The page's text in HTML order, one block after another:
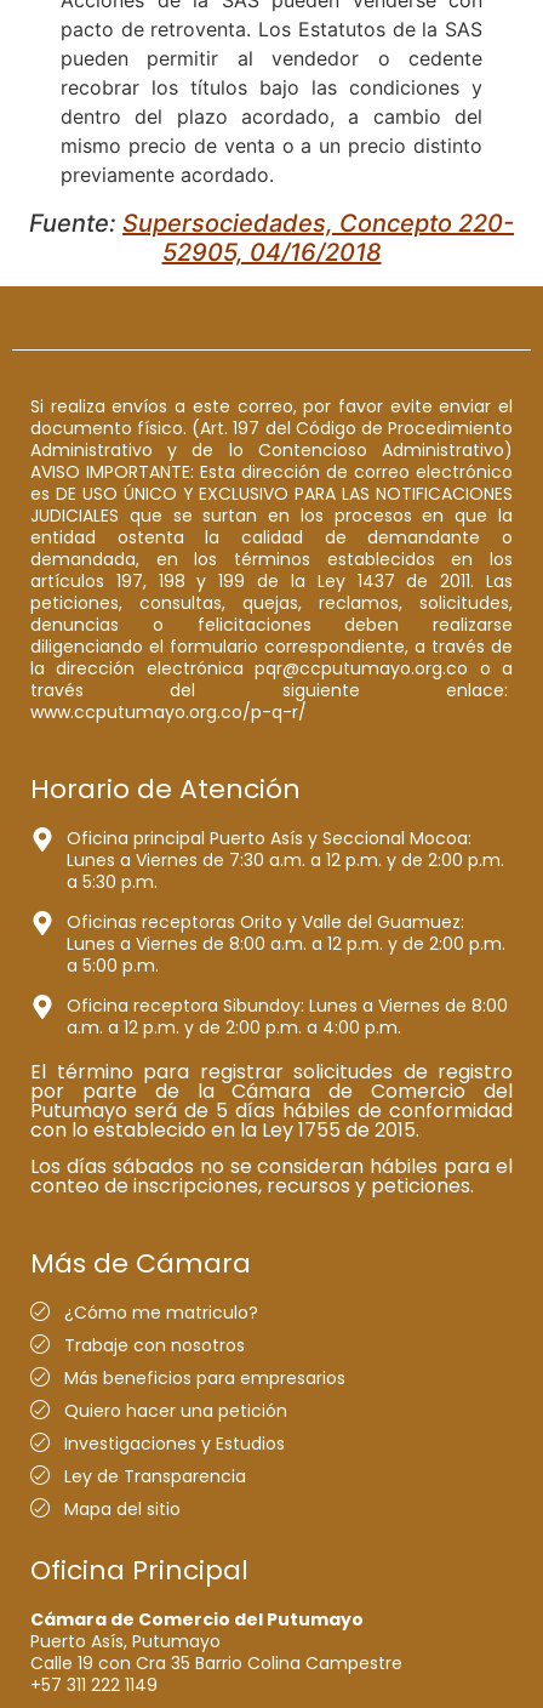
pacto de retroventa. Los Estatutos de la SAS
pueden permitir al vendedor o cedente
recobrar los títulos bajo las condiciones y
dentro del plazo acordado, a cambio del
mismo precio de venta o a un precio distinto
previamente acordado.
Fuente: Supersociedades, Concepto 220-
52905, 04/16/2018
Si realiza envíos a este correo, por favor evite enviar el
documento físico. (Art. 197 del Código de Procedimiento
Administrativo y de lo Contencioso Administrativo)
AVISO IMPORTANTE: Esta dirección de correo electrónico
es DE USO ÚNICO Y EXCLUSIVO PARA LAS NOTIFICACIONES
JUDICIALES que se surtan en los procesos en que la
entidad ostenta la calidad de demandante o
demandada, en los términos establecidos en los
artículos 197, 198 y 199 de la Ley 1437 de 2011. Las
peticiones, consultas, quejas, reclamos, solicitudes,
denuncias o felicitaciones deben realizarse
diligenciando el formulario correspondiente, a través de
la dirección electrónica pqr@ccputumayo.org.co o a
través del siguiente enlace:
www.ccputumayo.org.co/p-q-r/
Horario de Atención
Oficina principal Puerto Asís y Seccional Mocoa:
Lunes a Viernes de 7:30 a.m. a 12 p.m. y de 2:00 p.m.
a 5:30 p.m.
Oficinas receptoras Orito y Valle del Guamuez:
Lunes a Viernes de 8:00 a.m. a 12 p.m. y de 2:00 p.m.
a 5:00 p.m.
Oficina receptora Sibundoy: Lunes a Viernes de 8:00
a.m. a 12 p.m. y de 2:00 p.m. a 4:00 p.m.
El término para registrar solicitudes de registro
por parte de la Cámara de Comercio del
Putumayo será de 5 días hábiles de conformidad
con lo establecido en la Ley 1755 de 2015.
Los días sábados no se consideran hábiles para el
conteo de inscripciones, recursos y peticiones.
Más de Cámara
¿Cómo me matriculo?
Trabaje con nosotros
Más beneficios para empresarios
Quiero hacer una petición
Investigaciones y Estudios
Ley de Transparencia
Mapa del sitio
Oficina Principal
Cámara de Comercio del Putumayo
Puerto Asís, Putumayo
Calle 19 con Cra 35 Barrio Colina Campestre
+57 311 222 1149